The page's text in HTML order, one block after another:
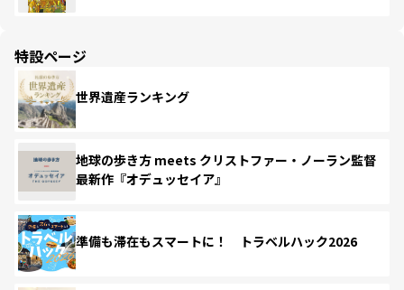
特設ページ
世界遺産ランキング
地球の歩き方 meets クリストファー・ノーラン監督
最新作『オデュッセイア』
準備も滞在もスマートに！ トラベルハック2026